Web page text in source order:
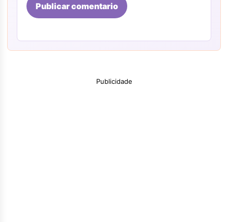
Publicar comentario
Publicidade